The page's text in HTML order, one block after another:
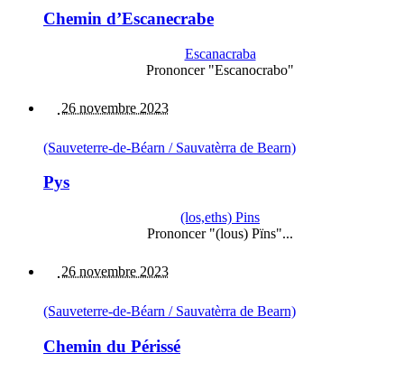
Chemin d’Escanecrabe
Escanacraba
Prononcer "Escanocrabo"
26 novembre 2023
(Sauveterre-de-Béarn / Sauvatèrra de Bearn)
Pys
(los,eths) Pins
Prononcer "(lous) Pïns"...
26 novembre 2023
(Sauveterre-de-Béarn / Sauvatèrra de Bearn)
Chemin du Périssé